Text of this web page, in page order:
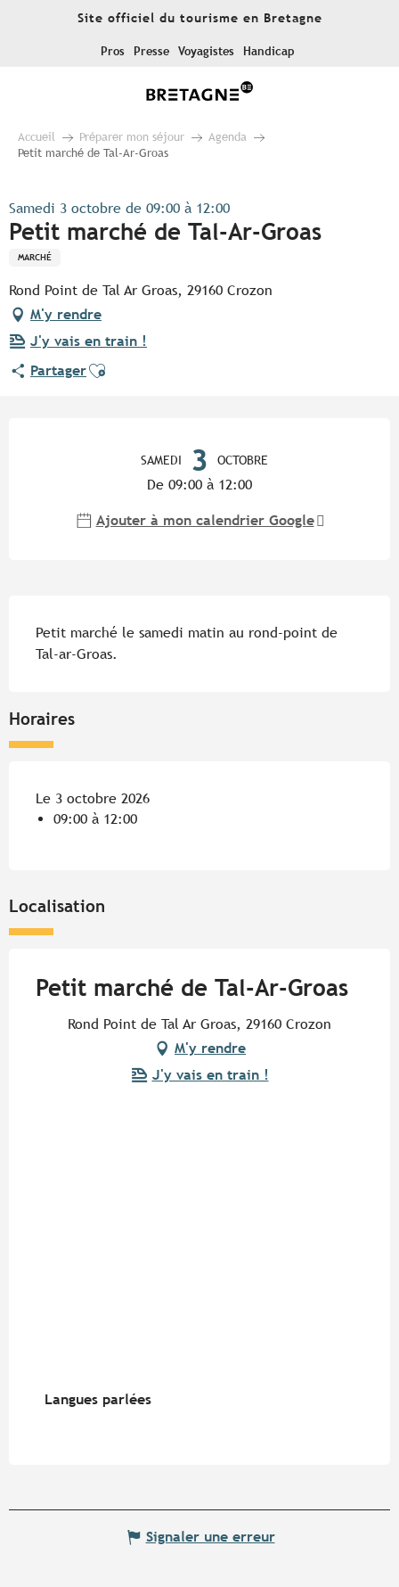
Site officiel du tourisme en Bretagne
Pros Presse Voyagistes Handicap
Accueil Préparer mon séjour
Agenda
Petit marché de Tal-Ar-Groas
Samedi 3 octobre de 09:00 à 12:00
Petit marché de Tal-Ar-Groas
MARCHÉ
Rond Point de Tal Ar Groas, 29160 Crozon
M'y rendre
J'y vais en train !
PartagerAjouter aux favoris
SAMEDI 3 OCTOBRE
De 09:00 à 12:00
Ajouter à mon calendrier Google
Petit marché le samedi matin au rond-point de
Tal-ar-Groas.
Horaires
Le 3 octobre 2026
09:00 à 12:00
Localisation
Petit marché de Tal-Ar-Groas
Rond Point de Tal Ar Groas, 29160 Crozon
M'y rendre
J'y vais en train !
Langues parlées
Langues parlées
Signaler une erreur